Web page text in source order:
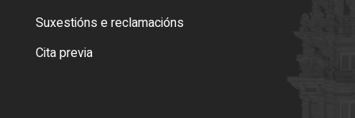
Suxestións e reclamacións
Cita previa